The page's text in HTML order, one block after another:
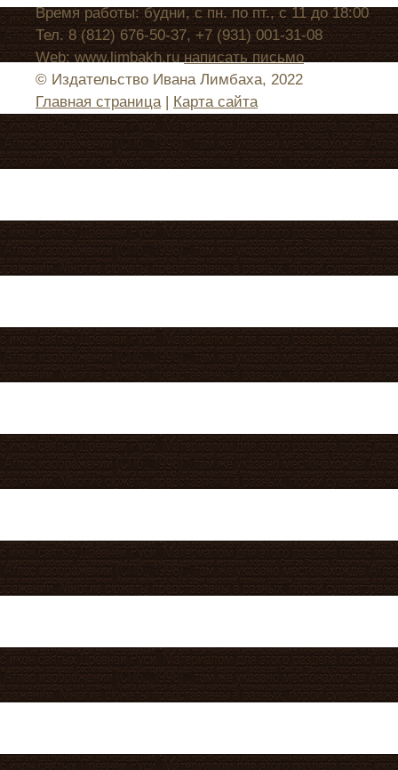
Время работы: будни, с пн. по пт., с 11 до 18:00
Тел. 8 (812) 676-50-37, +7 (931) 001-31-08
Web: www.limbakh.ruнаписать письмо
© Издательство Ивана Лимбаха, 2022
Главная страница| Карта сайта